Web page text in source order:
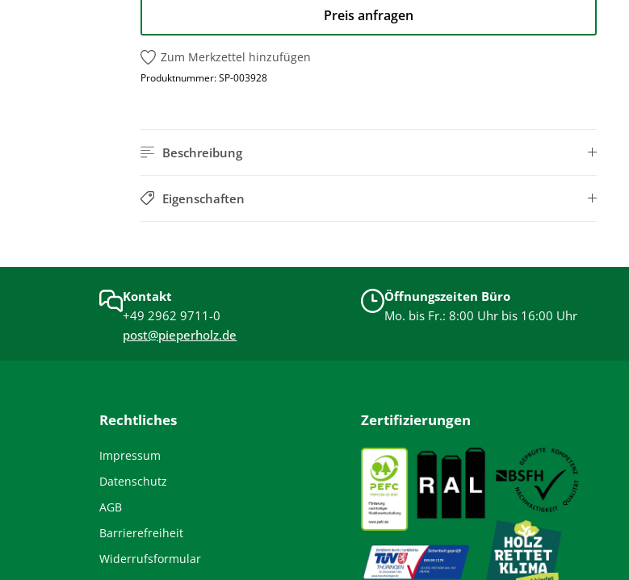
Preis anfragen
Zum Merkzettel hinzufügen
Produktnummer:SP-003928
Beschreibung
Eigenschaften
Kontakt
+49 2962 9711-0
post@pieperholz.de
Öffnungszeiten Büro
Mo. bis Fr.: 8:00 Uhr bis 16:00 Uhr
Rechtliches
Impressum
Datenschutz
AGB
Barrierefreiheit
Widerrufsformular
Zertifizierungen